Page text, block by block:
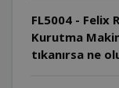
FL5004 - Felix
Kurutma
tıkanırsa ne